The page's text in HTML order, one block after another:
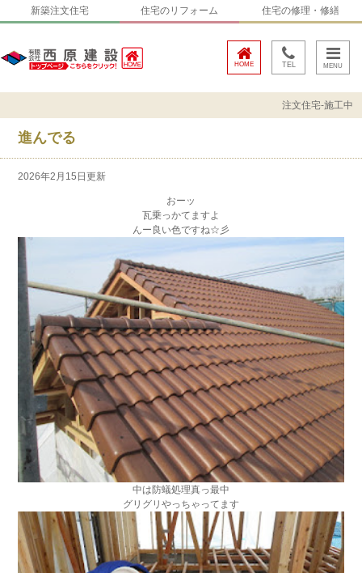
新築注文住宅 住宅のリフォーム 住宅の修理・修繕
TEL
HOME
注文住宅-施工中
進んでる
2026年2月15日更新
おーッ
瓦乗っかてますよ
んー良い色ですね☆彡
中は防蟻処理真っ最中
グリグリやっちゃってます